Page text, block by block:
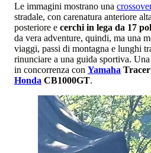
Le immagini mostrano una
stradale, con carenatura anteriore
posteriore e cerchi in lega da 17
da vera adventure, quindi, ma una
viaggi, passi di montagna e lunghi
rinunciare a una guida sportiva.
in concorrenza con Yamaha
Honda CB1000GT.